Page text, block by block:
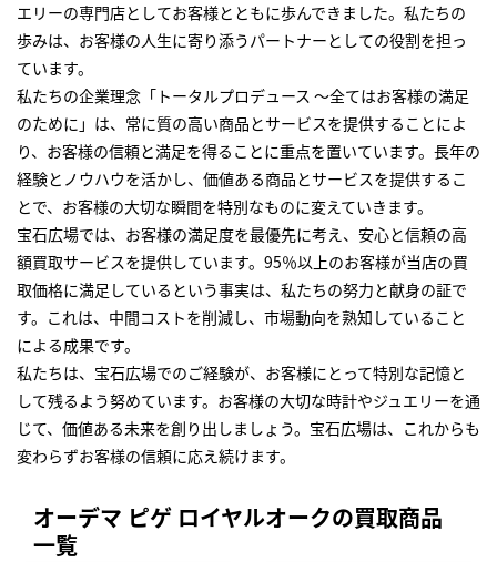
エリーの専門店としてお客様とともに歩んできました。私たちの
歩みは、お客様の人生に寄り添うパートナーとしての役割を担っ
ています。
私たちの企業理念「トータルプロデュース ～全てはお客様の満足
のために」は、常に質の高い商品とサービスを提供することによ
り、お客様の信頼と満足を得ることに重点を置いています。長年の
経験とノウハウを活かし、価値ある商品とサービスを提供するこ
とで、お客様の大切な瞬間を特別なものに変えていきます。
宝石広場では、お客様の満足度を最優先に考え、安心と信頼の高
額買取サービスを提供しています。95％以上のお客様が当店の買
取価格に満足しているという事実は、私たちの努力と献身の証で
す。これは、中間コストを削減し、市場動向を熟知していること
による成果です。
私たちは、宝石広場でのご経験が、お客様にとって特別な記憶と
して残るよう努めています。お客様の大切な時計やジュエリーを通
じて、価値ある未来を創り出しましょう。宝石広場は、これからも
変わらずお客様の信頼に応え続けます。
オーデマ ピゲ ロイヤルオークの買取商品
一覧